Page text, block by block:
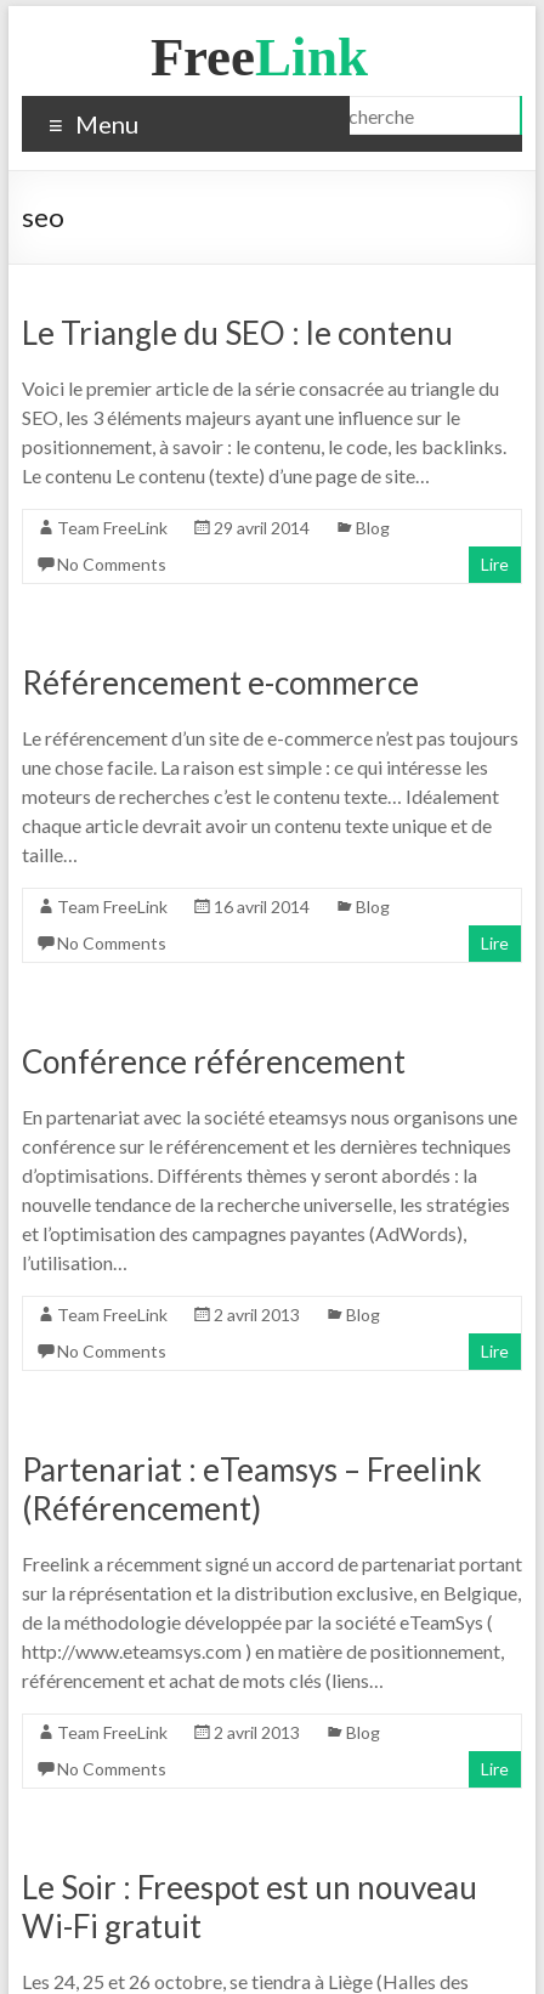
FreeLink
Menu
seo
Le Triangle du SEO : le contenu
Voici le premier article de la série consacrée au triangle du
SEO, les 3 éléments majeurs ayant une influence sur le
positionnement, à savoir : le contenu, le code, les backlinks.
Le contenu Le contenu (texte) d’une page de site…
Team FreeLink 29 avril 2014
Blog
No Comments
Lire
Référencement e-commerce
Le référencement d’un site de e-commerce n’est pas toujours
une chose facile. La raison est simple : ce qui intéresse les
moteurs de recherches c’est le contenu texte… Idéalement
chaque article devrait avoir un contenu texte unique et de
taille…
Team FreeLink 16 avril 2014
Blog
No Comments
Lire
Conférence référencement
En partenariat avec la société eteamsys nous organisons une
conférence sur le référencement et les dernières techniques
d’optimisations. Différents thèmes y seront abordés : la
nouvelle tendance de la recherche universelle, les stratégies
et l’optimisation des campagnes payantes (AdWords),
l’utilisation…
Team FreeLink 2 avril 2013
Blog
No Comments
Lire
Partenariat : eTeamsys – Freelink
(Référencement)
Freelink a récemment signé un accord de partenariat portant
sur la réprésentation et la distribution exclusive, en Belgique,
de la méthodologie développée par la société eTeamSys (
http://www.eteamsys.com ) en matière de positionnement,
référencement et achat de mots clés (liens…
Team FreeLink 2 avril 2013
Blog
No Comments
Lire
Le Soir : Freespot est un nouveau
Wi-Fi gratuit
Les 24, 25 et 26 octobre, se tiendra à Liège (Halles des